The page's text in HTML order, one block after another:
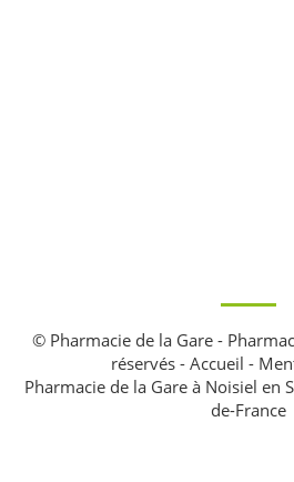
© Pharmacie de la Gare -
réservés - Accueil -
Pharmacie de la Gare à Noisiel en
de-France